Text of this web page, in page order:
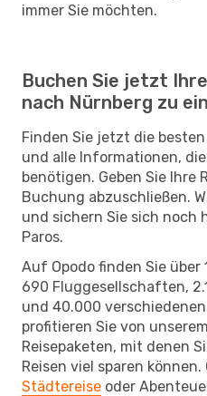
immer Sie möchten.
Buchen Sie jetzt
nach Nürnberg zu
Finden Sie jetzt die
und alle Informationen,
benötigen. Geben Sie Ihre
Buchung abzuschließen.
und sichern Sie sich noch
Paros.
Auf Opodo finden Sie über
690 Fluggesellschaften,
und 40.000
profitieren Sie von
Reisepaketen, mit denen
Reisen viel sparen können.
Städtereise oder